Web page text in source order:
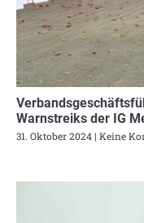
Warnstreiks der IG
31. Oktober 2024 Keine